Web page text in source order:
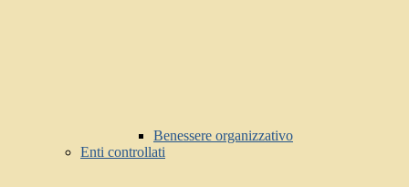
Benessere organizzativo
Enti controllati